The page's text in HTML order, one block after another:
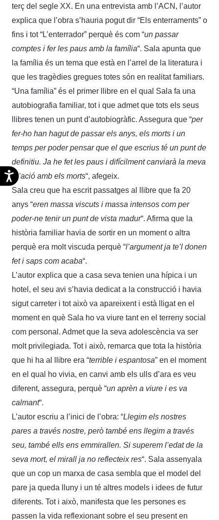
Accesibilidad
terç del segle XX. En una entrevista amb l’ACN, l’autor
explica que l’obra s’hauria pogut dir “Els enterraments” o
fins i tot “L’enterrador” perquè és com “un passar
comptes i fer les paus amb la família“. Sala apunta que
la família és un tema que està en l’arrel de la literatura i
que les tragèdies gregues totes són en realitat familiars.
“Una família” és el primer llibre en el qual Sala fa una
autobiografia familiar, tot i que admet que tots els seus
llibres tenen un punt d’autobiogràfic. Assegura que “per
fer-ho han hagut de passar els anys, els morts i un
temps per poder pensar que el que escrius té un punt de
definitiu. Ja he fet les paus i difícilment canviarà la meva
relació amb els morts“, afegeix.
Sala creu que ha escrit passatges al llibre que fa 20
anys “eren massa viscuts i massa intensos com per
poder-ne tenir un punt de vista madur“. Afirma que la
història familiar havia de sortir en un moment o altra
perquè era molt viscuda perquè “l’argument ja te’l donen
fet i saps com acaba“.
L’autor explica que a casa seva tenien una hípica i un
hotel, el seu avi s’havia dedicat a la construcció i havia
sigut carreter i tot això va apareixent i està lligat en el
moment en què Sala ho va viure tant en el terreny social
com personal. Admet que la seva adolescència va ser
molt privilegiada. Tot i això, remarca que tota la història
que hi ha al llibre era “terrible i espantosa” en el moment
en el qual ho vivia, en canvi amb els ulls d’ara es veu
diferent, assegura, perquè “un aprèn a viure i es va
calmant“.
L’autor escriu a l’inici de l’obra: “Llegim els nostres
pares a través nostre, però també ens llegim a través
seu, també ells ens emmirallen. Si superem l’edat de la
seva mort, el mirall ja no reflecteix res“. Sala assenyala
que un cop un marxa de casa sembla que el model del
pare ja queda lluny i un té altres models i idees de futur
diferents. Tot i això, manifesta que les persones es
passen la vida reflexionant sobre el seu present en